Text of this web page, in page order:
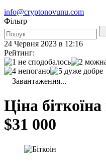
info@cryptonovunu.com
Фiльтр
24 Червня 2023 в 12:16
Рейтинг:
Завантаження...
Ціна
$31 000